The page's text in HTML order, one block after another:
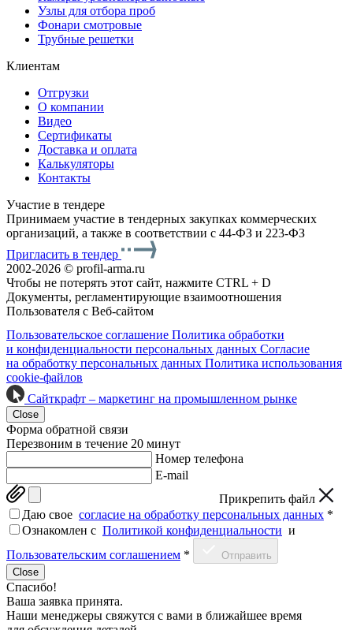
Узлы для отбора проб
Фонари смотровые
Трубные решетки
Клиентам
Отгрузки
О компании
Видео
Сертификаты
Доставка и оплата
Калькуляторы
Контакты
Участие в тендере
Принимаем участие в тендерных закупках коммерческих
организаций, а также в соответствии с 44-ФЗ и 223-ФЗ
Пригласить в тендер
2002-2026 © profil-arma.ru
Чтобы не потерять этот сайт, нажмите CTRL + D
Документы, регламентирующие взаимоотношения
Пользователя с Веб-сайтом
Пользовательское соглашение Политика обработки
и конфиденциальности персональных данных Согласие
на обработку персональных данных Политика использования
cookie-файлов
Сайткрафт – маркетинг на промышленном рынке
Close
Форма обратной связи
Перезвоним в течение 20 минут
Номер телефона
E-mail
Прикрепить файл
Даю свое согласие на обработку персональных данных *
Ознакомлен c Политикой конфиденциальности и
Пользовательским соглашением *
Отправить
Close
Спасибо!
Ваша заявка принята.
Наши менеджеры свяжутся с вами в ближайшее время